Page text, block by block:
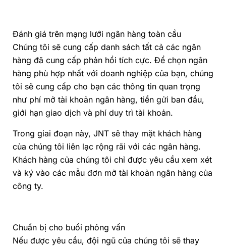
Đánh giá trên mạng lưới ngân hàng toàn cầu
Chúng tôi sẽ cung cấp danh sách tất cả các ngân
hàng đã cung cấp phản hồi tích cực. Để chọn ngân
hàng phù hợp nhất với doanh nghiệp của bạn, chúng
tôi sẽ cung cấp cho bạn các thông tin quan trọng
như phí mở tài khoản ngân hàng, tiền gửi ban đầu,
giới hạn giao dịch và phí duy trì tài khoản.
Trong giai đoạn này, JNT sẽ thay mặt khách hàng
của chúng tôi liên lạc rộng rãi với các ngân hàng.
Khách hàng của chúng tôi chỉ được yêu cầu xem xét
và ký vào các mẫu đơn mở tài khoản ngân hàng của
công ty.
Chuẩn bị cho buổi phỏng vấn
Nếu được yêu cầu, đội ngũ của chúng tôi sẽ thay